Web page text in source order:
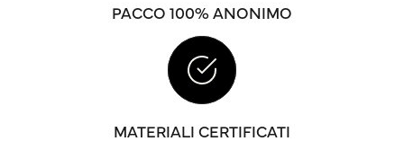
PACCO 100% ANONIMO
MATERIALI CERTIFICATI